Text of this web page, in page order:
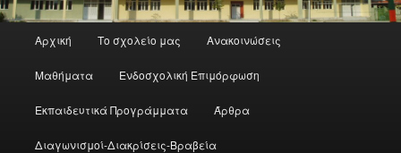
Αρχική Το σχολείο μας Ανακοινώσεις
Μαθήματα Ενδοσχολική Επιμόρφωση
Εκπαιδευτικά Προγράμματα Άρθρα
Διαγωνισμοί-Διακρίσεις-Βραβεία